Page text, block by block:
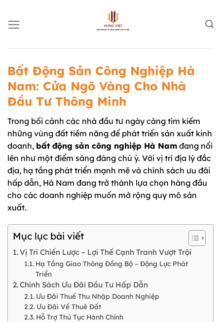
đến
nội
Bất Động Sản Công Nghiệp Hà
Nam: Cửa Ngõ Vàng Cho Nhà
Đầu Tư Thông Minh
Trong bối cảnh các nhà đầu tư ngày càng tìm kiếm
những vùng đất tiềm năng để phát triển sản xuất kinh
doanh, bất động sản công nghiệp Hà Nam đang nổi
lên như một điểm sáng đáng chú ý. Với vị trí địa lý đắc
địa, hạ tầng phát triển mạnh mẽ và chính sách ưu đãi
hấp dẫn, Hà Nam đang trở thành lựa chọn hàng đầu
cho các doanh nghiệp muốn mở rộng quy mô sản
xuất.
Mục lục bài viết
Vị Trí Chiến Lược – Lợi Thế Cạnh Tranh Vượt Trội
Hạ Tầng Giao Thông Đồng Bộ – Động Lực Phát
Triển
Chính Sách Ưu Đãi Đầu Tư Hấp Dẫn
Ưu Đãi Thuế Thu Nhập Doanh Nghiệp
Ưu Đãi Về Thuê Đất
Hỗ Trợ Thủ Tục Hành Chính